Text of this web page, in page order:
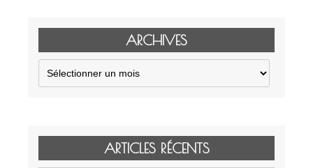
ARCHIVES
Archives
ARTICLES RÉCENTS